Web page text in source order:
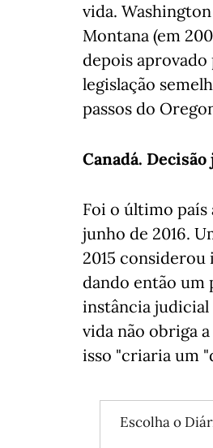
vida.
Montana (em
depois aprovado
legislação
passos do
Canadá.
Foi o último país
junho de 2016.
2015
dando então um
instância
vida não obriga
isso "criaria um
Escolha o